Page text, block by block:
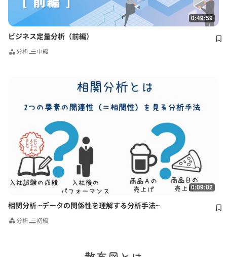
0:49:59
ビジネス定量分析（前編）
分析 中級
0:09:02
相関分析 ~データの関係性を理解する分析手法~
分析 初級